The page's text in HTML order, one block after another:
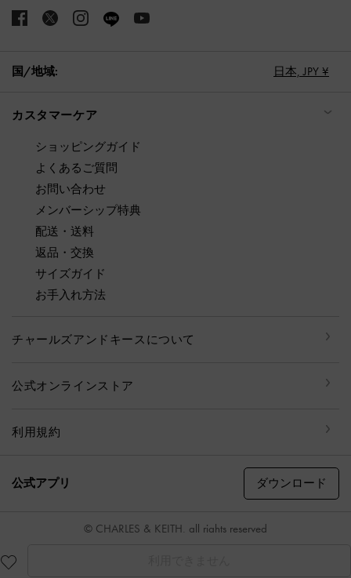
国/地域: 日本, JPY ¥
カスタマーケア
ショッピングガイド
よくあるご質問
お問い合わせ
メンバーシップ特典
配送・送料
返品・交換
サイズガイド
お手入れ方法
チャールズアンドキースについて
公式オンラインストア
利用規約
公式アプリ ダウンロード
© CHARLES & KEITH, all rights reserved